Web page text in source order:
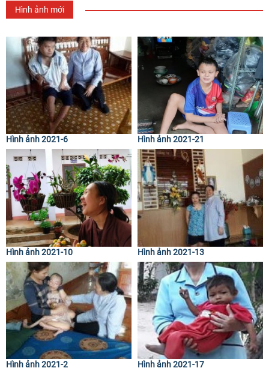
Hình ảnh mới
Hình ảnh 2021-6 Hình ảnh 2021-21
Hình ảnh 2021-10 Hình ảnh 2021-13
Hình ảnh 2021-2 Hình ảnh 2021-17